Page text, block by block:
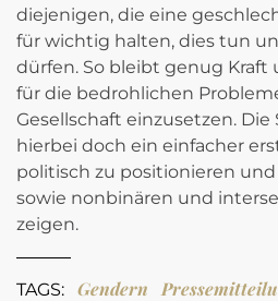
diejenigen, die eine
für wichtig halten, dies tun
dürfen. So bleibt genug Kraft
für die bedrohlichen
Gesellschaft einzusetzen. Die
hierbei doch ein einfacher
politisch zu positionieren
sowie nonbinären und
zeigen.
TAGS: Gendern